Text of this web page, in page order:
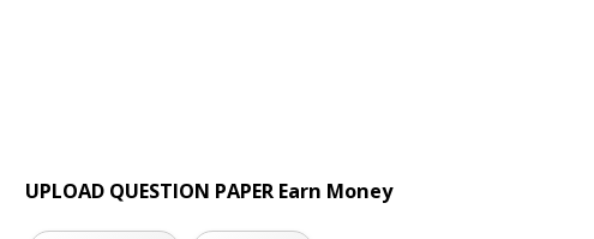
UPLOAD QUESTION PAPER Earn Money